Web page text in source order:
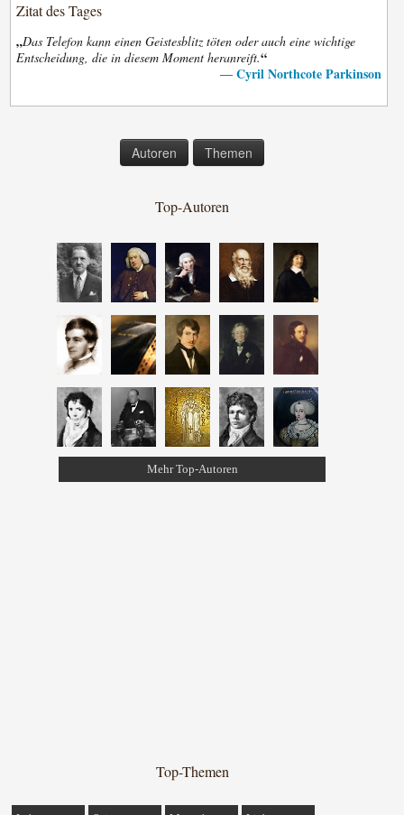
Zitat des Tages
„Das Telefon kann einen Geistesblitz töten oder auch eine wichtige
Entscheidung, die in diesem Moment heranreift.“
— Cyril Northcote Parkinson
Autoren Themen
Top-Autoren
Mehr Top-Autoren
Top-Themen